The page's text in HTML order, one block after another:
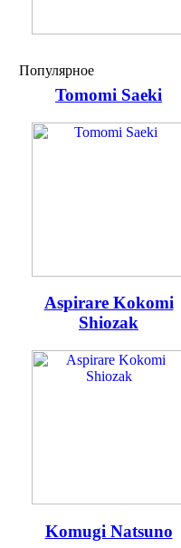
Популярное
Tomomi Saeki
Aspirare Kokomi
Shiozak
Komugi Natsuno